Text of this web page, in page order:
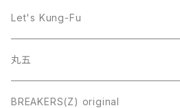
Let's Kung-Fu
丸五
BREAKERS(Z) original